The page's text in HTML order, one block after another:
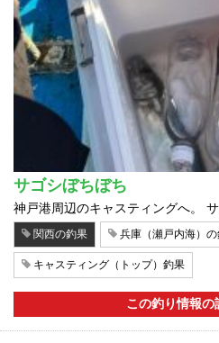
サゴシぼちぼち
神戸港周辺のキャスティングへ。
関西の釣果 兵庫（瀬戸内海）
キャスティング（トップ）釣果
この釣り情報の